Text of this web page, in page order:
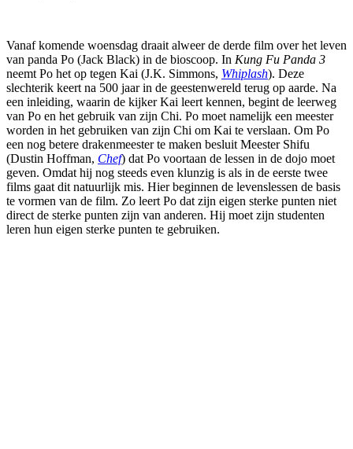
Vanaf komende woensdag draait alweer de derde film over het leven
van panda Po (Jack Black) in de bioscoop. In Kung Fu Panda 3
neemt Po het op tegen Kai (J.K. Simmons, Whiplash). Deze
slechterik keert na 500 jaar in de geestenwereld terug op aarde. Na
een inleiding, waarin de kijker Kai leert kennen, begint de leerweg
van Po en het gebruik van zijn Chi. Po moet namelijk een meester
worden in het gebruiken van zijn Chi om Kai te verslaan. Om Po
een nog betere drakenmeester te maken besluit Meester Shifu
(Dustin Hoffman, Chef) dat Po voortaan de lessen in de dojo moet
geven. Omdat hij nog steeds even klunzig is als in de eerste twee
films gaat dit natuurlijk mis. Hier beginnen de levenslessen de basis
te vormen van de film. Zo leert Po dat zijn eigen sterke punten niet
direct de sterke punten zijn van anderen. Hij moet zijn studenten
leren hun eigen sterke punten te gebruiken.